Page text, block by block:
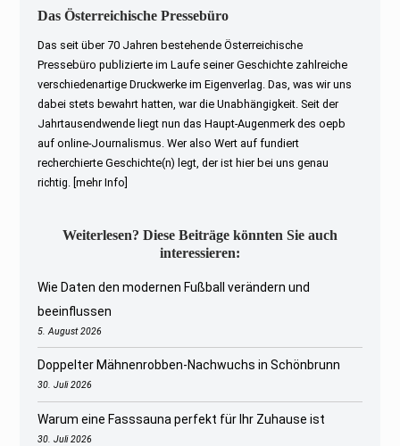
Das Österreichische Pressebüro
Das seit über 70 Jahren bestehende Österreichische
Pressebüro publizierte im Laufe seiner Geschichte zahlreiche
verschiedenartige Druckwerke im Eigenverlag. Das, was wir uns
dabei stets bewahrt hatten, war die Unabhängigkeit. Seit der
Jahrtausendwende liegt nun das Haupt-Augenmerk des oepb
auf online-Journalismus. Wer also Wert auf fundiert
recherchierte Geschichte(n) legt, der ist hier bei uns genau
richtig.
[mehr Info]
Weiterlesen? Diese Beiträge könnten Sie auch
interessieren:
Wie Daten den modernen Fußball verändern und
beeinflussen
5. August 2026
Doppelter Mähnenrobben-Nachwuchs in Schönbrunn
30. Juli 2026
Warum eine Fasssauna perfekt für Ihr Zuhause ist
30. Juli 2026